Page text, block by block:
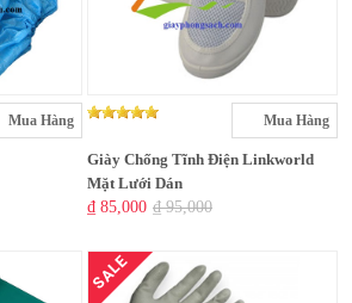
Mua Hàng Mua Hàng
Giày Chống Tĩnh Điện Linkworld
Mặt Lưới Dán
₫ 85,000 ₫ 95,000
SALE